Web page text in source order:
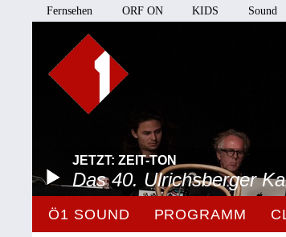
Fernsehen ORF ON KIDS Sound
JETZT: ZEIT-TON
Das 40. Ulrichsberger
Ö1 SOUND PROGRAMM